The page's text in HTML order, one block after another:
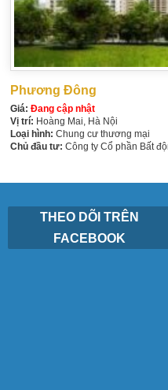
Phương Đông
Giá: Đang cập nhật
Vị trí: Hoàng Mai, Hà Nội
Loại hình: Chung cư thương mại
Chủ đầu tư: Công ty Cổ phần Bất
THEO DÕI TRÊN
FACEBOOK